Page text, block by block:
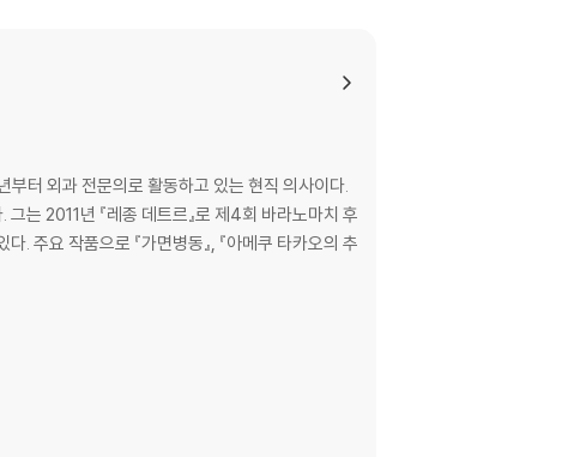
터 외과 전문의로 활동하고 있는 현직 의사이다.
는 2011년 『레종 데트르』로 제4회 바라노마치 후
주요 작품으로 『가면병동』, 『아메쿠 타카오의 추